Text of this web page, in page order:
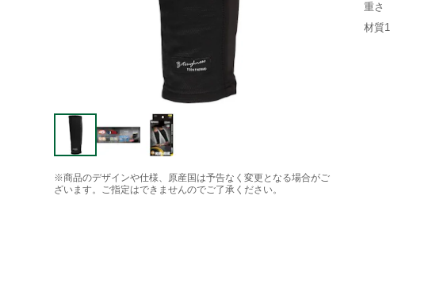
※商品のデザインや仕様、原産国は予告なく変更となる場合がご
ざいます。ご指定はできませんのでご了承ください。
重さ
材質1